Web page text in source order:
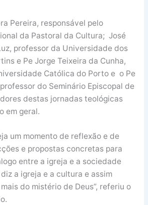
Pereira, responsável pelo
da Pastoral da Cultura; José
professor da Universidade dos
e Pe Jorge Teixeira da Cunha,
Católica do Porto e o Pe
do Seminário Episcopal de
destas jornadas teológicas
em geral.
um momento de reflexão e de
e propostas concretas para
entre a igreja e a sociedade
a igreja e a cultura e assim
do mistério de Deus”, referiu o